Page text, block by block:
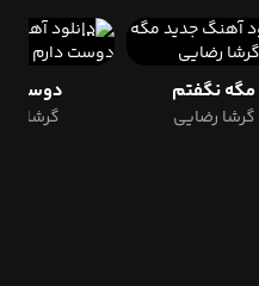
مگه نگفتم
گرشا رضایی
دوست
گرشا